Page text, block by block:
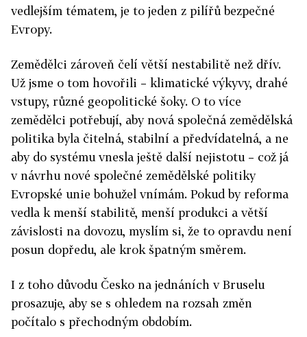
vedlejším tématem, je to jeden z pilířů bezpečné
Evropy.
Zemědělci zároveň čelí větší nestabilitě než dřív.
Už jsme o tom hovořili – klimatické výkyvy, drahé
vstupy, různé geopolitické šoky. O to více
zemědělci potřebují, aby nová společná zemědělská
politika byla čitelná, stabilní a předvídatelná, a ne
aby do systému vnesla ještě další nejistotu – což já
v návrhu nové společné zemědělské politiky
Evropské unie bohužel vnímám. Pokud by reforma
vedla k menší stabilitě, menší produkci a větší
závislosti na dovozu, myslím si, že to opravdu není
posun dopředu, ale krok špatným směrem.
I z toho důvodu Česko na jednáních v Bruselu
prosazuje, aby se s ohledem na rozsah změn
počítalo s přechodným obdobím.